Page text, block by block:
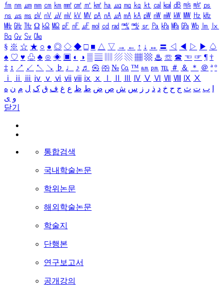
㎙ ㎚ ㎛ ㎜ ㎝ ㎞ ㎟ ㎠ ㎡ ㎢ ㏊ ㎍ ㎎ ㎏ ㏏ ㎈ ㎉ ㏈ ㎧ ㎨ ㎰
㎱ ㎲ ㎳ ㎴ ㎵ ㎶ ㎷ ㎸ ㎹ ㎀ ㎁ ㎂ ㎃ ㎄ ㎺ ㎻ ㎽ ㎾ ㎿ ㎐ ㎑
㎒ ㎓ ㎔ Ω ㏀ ㏁ ㎊ ㎋ ㎌ ㏖ ㏅ ㎭ ㎮ ㎯ ㏛ ㎩ ㎪ ㎫ ㎬ ㏝ ㏐
㏓
㏃ ㏉ ㏜ ㏆
§ ※ ☆ ★ ○ ● ◎ ◇ ◆ □ ■ △ ▽ → ← ↑ ↓ ↔ 〓 ◁ ◀ ▷ ▶ ♤
♠ ♡ ♥ ♧ ♣ ⊙ ◈ ▣ ◐ ◑ ▒ ▤ ▨ ▧ ▦ ▩ ♨ ☏ ☎ ☜ ☞ ¶ †
‡ ↕ ↗ ↙ ↖ ↘ ♭ ♩ ♪ ♬ ㉿ ㈜ № ㏇ ™ ㏂ ㏘ ℡ ＃ ＆ ＊ ＠ ª º
ⅰ
ⅱ ⅲ ⅳ ⅴ ⅵ ⅶ ⅷ ⅸ ⅹ Ⅳ Ⅴ Ⅵ Ⅶ Ⅷ Ⅸ Ⅹ
ب ت ث ج ح خ د ذ ر ز س ش ص ض ط ظ ع غ ف ق ک ل م ن ه
و ی
닫기
통합검색
국내학술논문
학위논문
해외학술논문
학술지
단행본
연구보고서
공개강의